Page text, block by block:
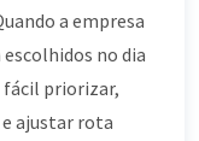
a empresa
no dia
fácil priorizar,
ajustar rota